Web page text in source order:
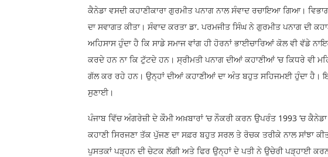
ਕੈਨੇਡਾ ਵਸਦੀ ਕਹਾਣੀਕਾਰਾ ਗੁਰਮੀਤ ਪਨਾਗ ਨਾਲ ਸੰਵਾਦ ਰਚਾਇਆ ਗਿਆ।
ਦਾ ਸਵਾਗਤ ਕੀਤਾ। ਸੰਵਾਦ ਕਰਤਾ ਡਾ. ਪਰਮਜੀਤ ਸਿੰਘ ਨੇ ਗੁਰਮੀਤ ਪਨਾਗ ਦੀ
ਅਹਿਸਾਸ ਹੁੰਦਾ ਹੈ ਕਿ ਸਾਡੇ ਸਮਾਜ ਵਾਂਗ ਹੀ ਹੋਰਨਾਂ ਭਾਈਚਾਰਿਆਂ ਕੋਲ ਵੀ ਵੱਡੇ
ਕਰਦੇ ਹਨ ਨਾ ਕਿ ਟੁੱਟਦੇ ਹਨ। ਸ੍ਰੀਮਤੀ ਪਨਾਗ ਦੀਆਂ ਕਹਾਣੀਆਂ ’ਚ ਕਿਧਰੇ ਵੀ
ਗੱਲ ਕਰ ਰਹੇ ਹਨ। ਉਨ੍ਹਾਂ ਦੀਆਂ ਕਹਾਣੀਆਂ ਦਾ ਅੰਤ ਬਹੁਤ ਸਹਿਜਮਈ ਹੁੰਦਾ ਹੈ।
ਸੁਣਾਈ।
ਪੰਜਾਬ ਵਿੱਚ ਅੰਗਰੇਜ਼ੀ ਦੇ ਕੌਮੀ ਅਖ਼ਬਾਰਾਂ ’ਚ ਨੌਕਰੀ ਕਰਨ ਉਪਰੰਤ 1993 ’ਚ
ਕਹਾਣੀ ਸਿਰਜਣਾ ਤੱਕ ਪੁੱਜਣ ਦਾ ਸਫ਼ਰ ਬਹੁਤ ਸਰਲ ਤੇ ਰੋਚਕ ਤਰੀਕੇ ਨਾਲ ਸਾਂਝਾ
ਪੁਸਤਕਾਂ ਪੜ੍ਹਨ ਦੀ ਚੇਟਕ ਲੱਗੀ ਅਤੇ ਫਿਰ ਉਨ੍ਹਾਂ ਦੇ ਪਤੀ ਨੇ ਉਚੇਰੀ ਪੜ੍ਹਾਈ